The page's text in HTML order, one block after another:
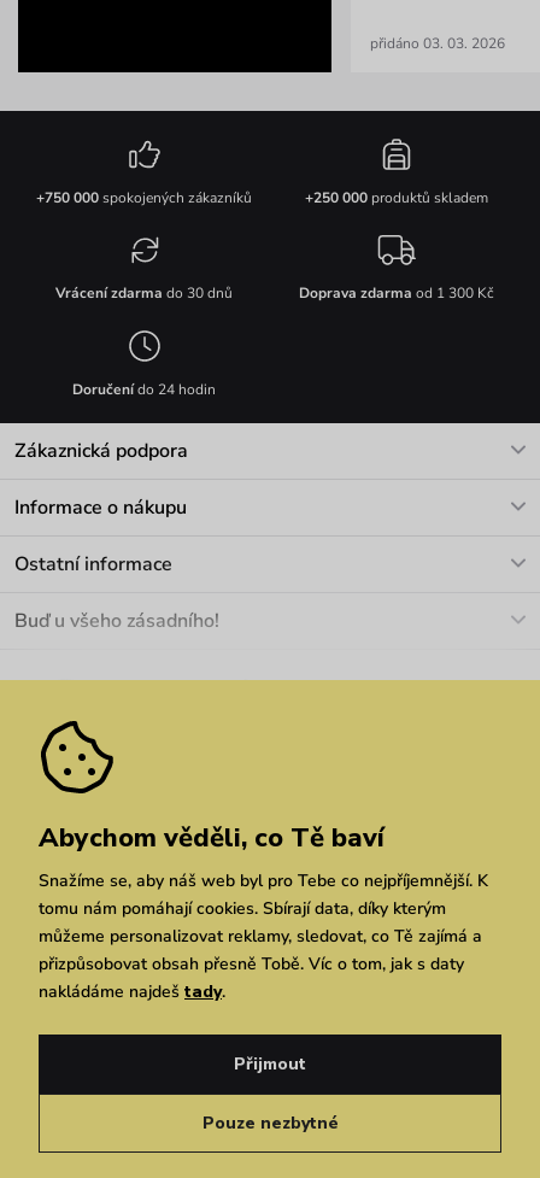
přidáno 03. 03. 2026
+750 000spokojených zákazníků +250 000produktů skladem
Vrácení zdarma do 30 dnů Doprava zdarma od 1 300 Kč
Doručenído 24 hodin
Zákaznická podpora
Informace o nákupu
Materiály a údržba
Pozáruční opravy
Ostatní informace
Velkoobchod
We Care
Dárkové poukazy
Vuchlook
Prodejny
Praha Brno Chrudim
Buď u všeho zásadního!
Zásady ochrany osobních údajů
Simplia.cz
Zásady ochrany osobních údajů
Čeština
Abychom věděli, co Tě baví
Snažíme se, aby náš web byl pro Tebe co nejpříjemnější. K
tomu nám pomáhají cookies. Sbírají data, díky kterým
můžeme personalizovat reklamy, sledovat, co Tě zajímá a
přizpůsobovat obsah přesně Tobě. Víc o tom, jak s daty
nakládáme najdeš tady.
Pouze nezbytné
Přijmout